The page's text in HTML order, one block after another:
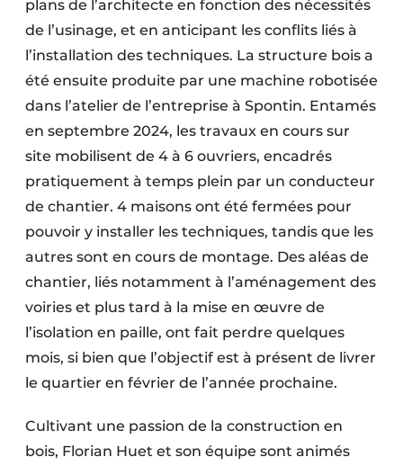
plans de l’architecte en fonction des nécessités
de l’usinage, et en anticipant les conflits liés à
l’installation des techniques. La structure bois a
été ensuite produite par une machine robotisée
dans l’atelier de l’entreprise à Spontin. Entamés
en septembre 2024, les travaux en cours sur
site mobilisent de 4 à 6 ouvriers, encadrés
pratiquement à temps plein par un conducteur
de chantier. 4 maisons ont été fermées pour
pouvoir y installer les techniques, tandis que les
autres sont en cours de montage. Des aléas de
chantier, liés notamment à l’aménagement des
voiries et plus tard à la mise en œuvre de
l’isolation en paille, ont fait perdre quelques
mois, si bien que l’objectif est à présent de livrer
le quartier en février de l’année prochaine.
Cultivant une passion de la construction en
bois, Florian Huet et son équipe sont animés